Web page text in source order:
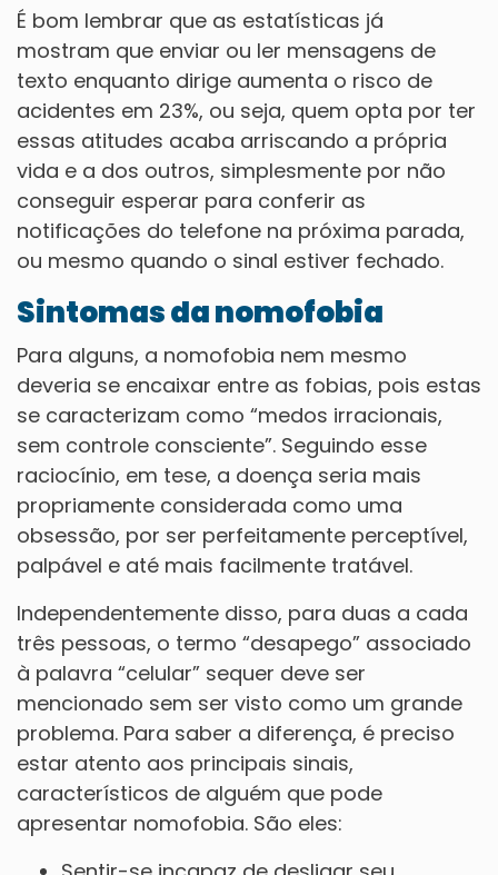
É bom lembrar que as estatísticas já
mostram que enviar ou ler mensagens de
texto enquanto dirige aumenta o risco de
acidentes em 23%, ou seja, quem opta por ter
essas atitudes acaba arriscando a própria
vida e a dos outros, simplesmente por não
conseguir esperar para conferir as
notificações do telefone na próxima parada,
ou mesmo quando o sinal estiver fechado.
Sintomas da nomofobia
Para alguns, a nomofobia nem mesmo
deveria se encaixar entre as fobias, pois estas
se caracterizam como “medos irracionais,
sem controle consciente”. Seguindo esse
raciocínio, em tese, a doença seria mais
propriamente considerada como uma
obsessão, por ser perfeitamente perceptível,
palpável e até mais facilmente tratável.
Independentemente disso, para duas a cada
três pessoas, o termo “desapego” associado
à palavra “celular” sequer deve ser
mencionado sem ser visto como um grande
problema. Para saber a diferença, é preciso
estar atento aos principais sinais,
característicos de alguém que pode
apresentar nomofobia. São eles: